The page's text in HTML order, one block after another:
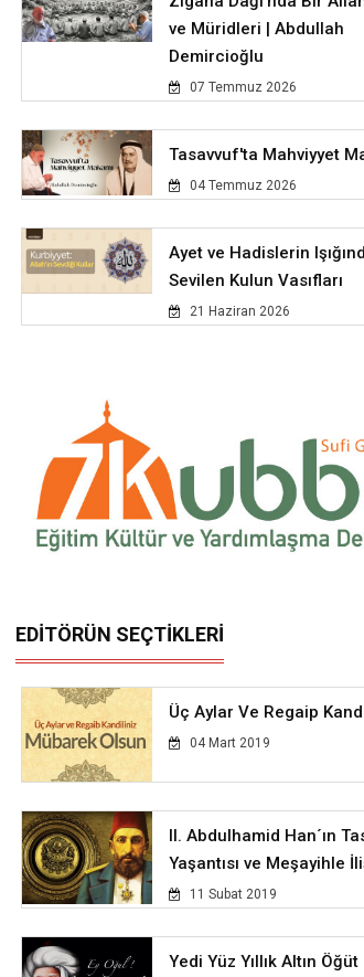
ve Müridleri | Abdullah
Demircioğlu
07 Temmuz 2026
Tasavvuf'ta Mahviyyet
04 Temmuz 2026
Ayet ve Hadislerin
Sevilen Kulun Vasıfları
21 Haziran 2026
EDİTÖRÜN SEÇTİKLERİ
Üç Aylar Ve Regaip
04 Mart 2019
II. Abdulhamid Han´ın
Yaşantısı ve Meşayihle
11 Subat 2019
Yedi Yüz Yıllık Altın Öğüt